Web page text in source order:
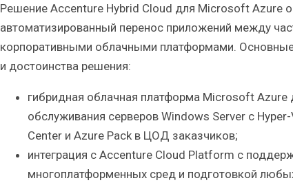
Решение Accenture Hybrid Cloud для Microsoft Azure
автоматизированный перенос приложений между
корпоративными облачными платформами.
и достоинства решения:
гибридная облачная платформа Microsoft Azure
обслуживания серверов Windows Server с Hyper-
Center и Azure Pack в ЦОД заказчиков;
интеграция с Accenture Cloud Platform с
многоплатформенных сред и подготовкой